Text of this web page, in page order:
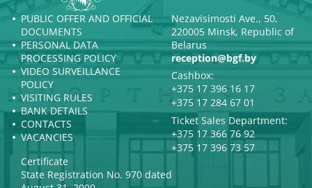
PUBLIC OFFER AND OFFICIAL
DOCUMENTS
PERSONAL DATA
PROCESSING POLICY
VIDEO SURVEILLANCE
POLICY
VISITING RULES
BANK DETAILS
CONTACTS
VACANCIES
Nezavisimosti Ave., 50,
220005 Minsk, Republic of
Belarus
reception@bgf.by
Cashbox:
+375 17 396 16 17
+375 17 284 67 01
Ticket Sales Department:
+375 17 366 76 92
+375 17 396 73 57
Certificate
State Registration No. 970 dated